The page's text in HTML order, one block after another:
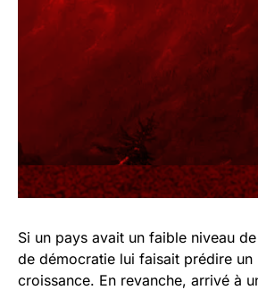
Si un pays avait un faible niveau
de démocratie lui faisait prédire un
croissance. En revanche, arrivé à